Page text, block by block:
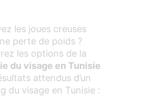
les joues creuses
perte de poids ?
les options de la
du visage en Tunisie
attendus d’un
du visage en Tunisie :